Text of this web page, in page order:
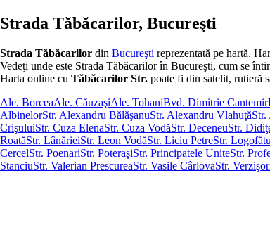
Strada Tăbăcarilor, Bucureşti
Strada Tăbăcarilor din Bucureşti reprezentată pe hartă.
Vedeţi unde este Strada Tăbăcarilor în Bucureşti, cum se
Harta online cu Tăbăcarilor Str. poate fi din satelit, rutieră
Ale. BorceaAle. CăuzaşiAle. TohaniBvd. Dimitrie Cantemir
AlbinelorStr. Alexandru BălăşanuStr. Alexandru VlahuţăStr.
CrişuluiStr. Cuza ElenaStr. Cuza VodăStr. DeceneuStr.
RoatăStr. LânărieiStr. Leon VodăStr. Liciu PetreStr.
CercelStr. PoenariStr. PoteraşiStr. Principatele UniteStr.
StanciuStr. Valerian PrescureaStr. Vasile CârlovaStr.